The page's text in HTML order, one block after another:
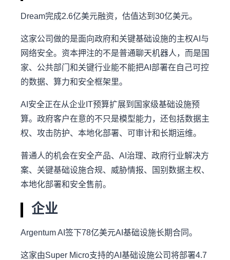
Dream完成2.6亿美元融资，估值达到30亿美元。
这家公司做的是面向政府和关键基础设施的主权AI与
网络安全。资本押注的不是普通聊天机器人，而是国
家、公共部门和关键行业能不能把AI部署在自己可控
的数据、算力和安全框架里。
AI安全正在从企业IT预算扩展到国家级基础设施预
算。政府客户在意的不只是模型能力，还包括数据主
权、攻击防护、本地化部署、可审计和长期运维。
普通人的机会在安全产品、AI治理、政府行业解决方
案、关键基础设施合规、威胁情报、国别数据主权、
本地化部署和安全售前。
企业
Argentum AI签下78亿美元AI基础设施长期合同。
这家由Super Micro支持的AI基础设施公司将部署4.7